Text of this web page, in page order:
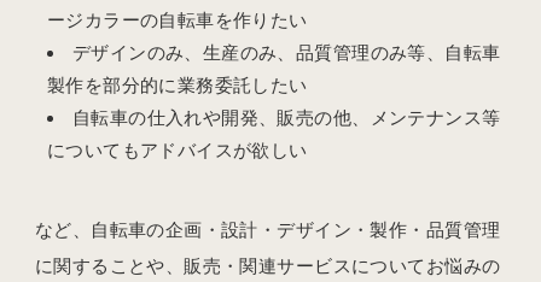
ージカラーの自転車を作りたい
デザインのみ、生産のみ、品質管理のみ等、自転車
製作を部分的に業務委託したい
自転車の仕入れや開発、販売の他、メンテナンス等
についてもアドバイスが欲しい
など、自転車の企画・設計・デザイン・製作・品質管理
に関することや、販売・関連サービスについてお悩みの